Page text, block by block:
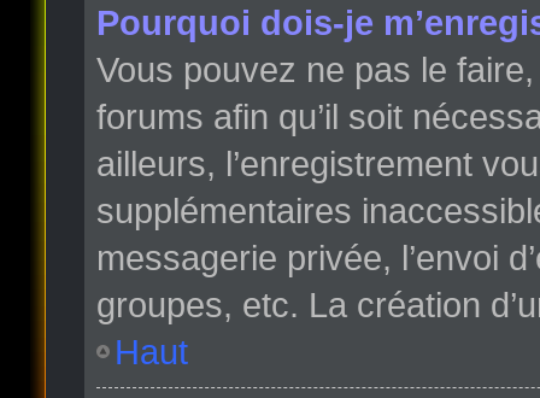
Pourquoi dois-je
Vous pouvez ne pas le
forums afin qu’il soit
ailleurs, l’enregistrement
supplémentaires
messagerie privée, l’envoi
groupes, etc. La création
Haut